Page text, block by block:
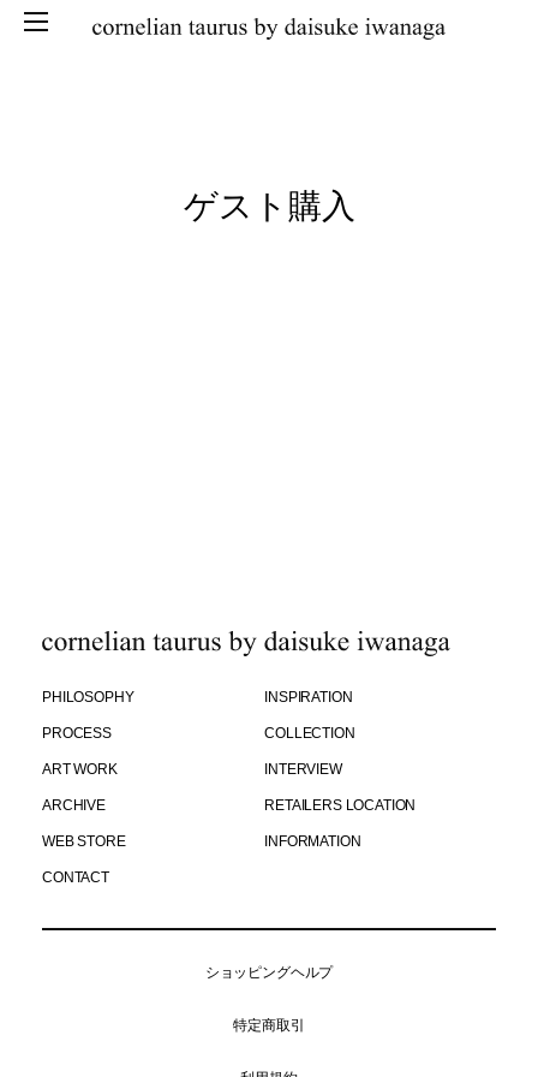
ゲスト購入
PHILOSOPHY INSPIRATION
PROCESS COLLECTION
ART WORK INTERVIEW
ARCHIVE RETAILERS LOCATION
WEB STORE INFORMATION
CONTACT
ショッピングヘルプ
特定商取引